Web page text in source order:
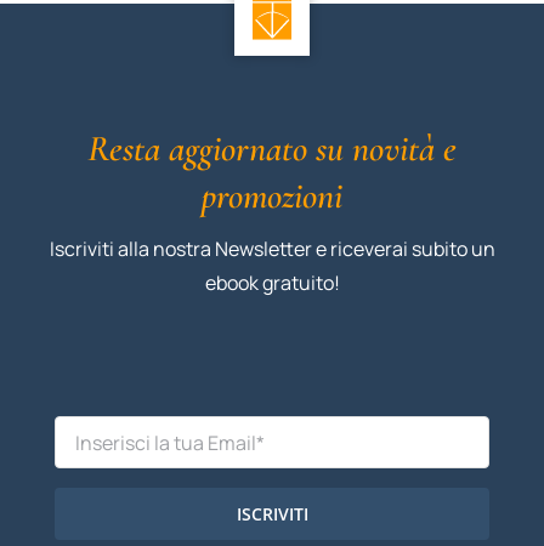
Resta aggiornato su novità e
promozioni
Iscriviti alla nostra Newsletter e riceverai subito un
ebook gratuito!
ISCRIVITI